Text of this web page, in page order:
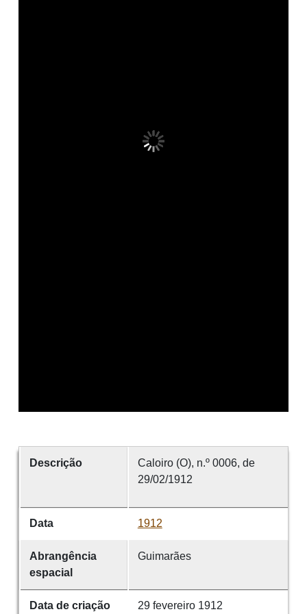
Descrição
Caloiro (O), n.º 0006, de
29/02/1912
Data 1912
Abrangência
espacial
Guimarães
Data de criação 29 fevereiro 1912